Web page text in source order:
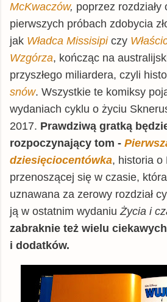
McKwaczów, poprzez
pierwszych próbach zdobycia
jak Władca Missisipi czy
Wzgórza, kończąc na
przyszłego miliardera, czyli
snów. Wszystkie te komiksy
wydaniach cyklu o życiu
2017. Prawdziwą gratką
rozpoczynający tom -
dziesięciocentówka, historia o
przenoszącej się w czasie,
uznawana za zerowy rozdział
ją w ostatnim wydaniuŻycia i
zabraknie też wielu
i dodatków.